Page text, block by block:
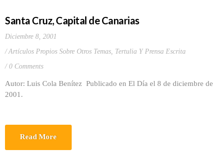
Santa Cruz, Capital de Canarias
Diciembre 8, 2001
Artículos Propios Sobre Otros Temas, Tertulia Y Prensa Escrita
0 Comments
Autor: Luis Cola Benítez Publicado en El Día el 8 de diciembre de
2001.
Read More